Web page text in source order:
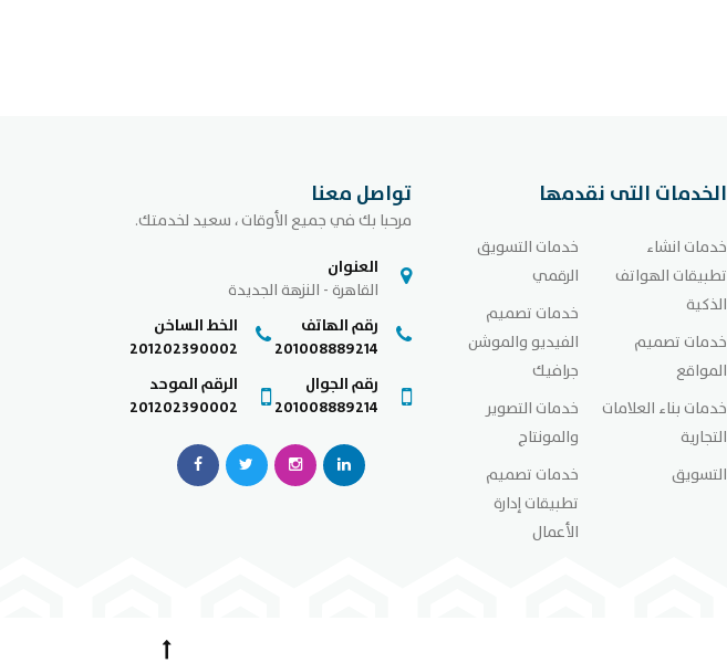
الخدمات التى نقدمها
خدمات انشاء
تطبيقات الهواتف
الذكية
خدمات تصميم
المواقع
خدمات بناء العلامات
التجارية
التسويق
خدمات التسويق
الرقمي
خدمات تصميم
الفيديو والموشن
جرافيك
خدمات التصوير
والمونتاج
خدمات تصميم
تطبيقات إدارة
الأعمال
تواصل معنا
مرحبا بك في جميع الأوقات ، سعيد لخدمتك.
العنوان
القاهرة - النزهة الجديدة
رقم الهاتف
201008889214
الخط الساخن
201202390002
رقم الجوال
201008889214
الرقم الموحد
201202390002